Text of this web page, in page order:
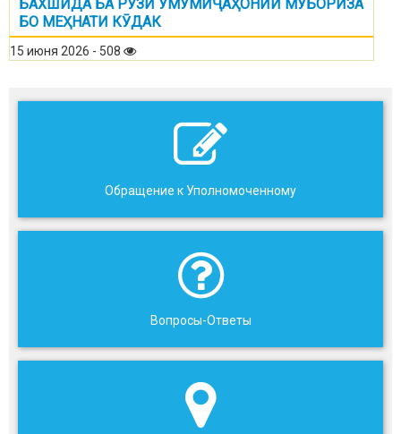
БАХШИДА БА РӮЗИ УМУМИҶАҲОНИИ МУБОРИЗА
БО МЕҲНАТИ КӮДАК
15 июня 2026 - 508
Обращение к Уполномоченному
Вопросы-Ответы